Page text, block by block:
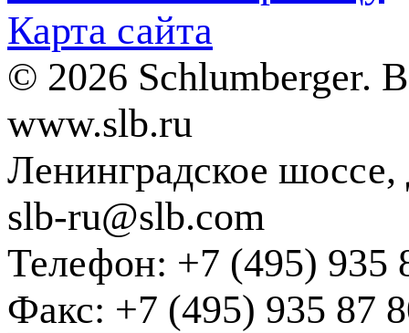
Карта сайта
© 2026 Schlumberger.
www.slb.ru
Ленинградское
slb-ru@slb.com
Телефон: +7 (495) 935
Факс: +7 (495) 935 87